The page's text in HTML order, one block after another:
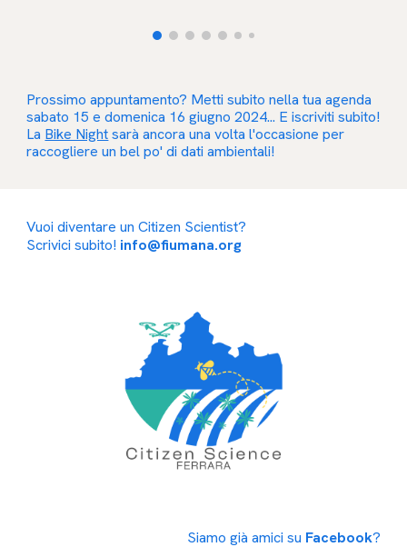
Prossimo appuntamento? Metti subito nella tua agenda
sabato 15 e domenica 16 giugno 2024... E iscriviti subito!
La Bike Nightsarà ancora una volta l'occasione per
raccogliere un bel po' di dati ambientali!
Vuoi diventare un Citizen Scientist?
Scrivici subito! info@fiumana.org
Siamo già amici su Facebook?